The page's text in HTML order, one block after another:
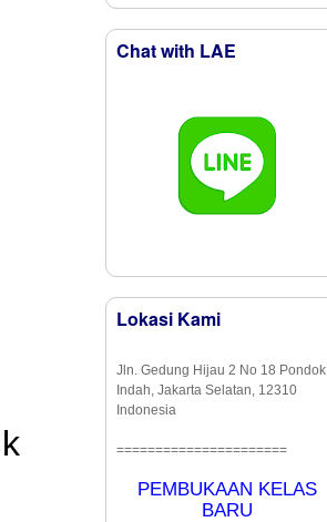
Chat with LAE
Lokasi Kami
Jln. Gedung Hijau 2 No 18 Pondok
Indah, Jakarta Selatan, 12310
Indonesia
======================
PEMBUKAAN KELAS
BARU